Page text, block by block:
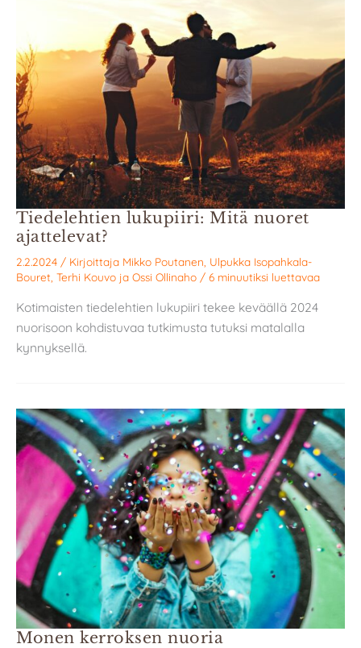
Tiedelehtien lukupiiri: Mitä nuoret
ajattelevat?
2.2.2024 / Kirjoittaja Mikko Poutanen Ulpukka Isopahkala-
Bouret Terhi Kouvo ja Ossi Ollinaho / 6 minuutiksi luettavaa
Kotimaisten tiedelehtien lukupiiri tekee keväällä 2024
nuorisoon kohdistuvaa tutkimusta tutuksi matalalla
kynnyksellä.
Monen kerroksen nuoria